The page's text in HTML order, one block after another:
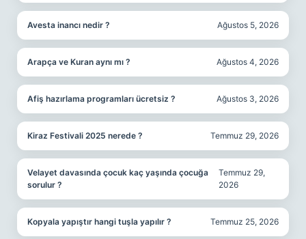
Avesta inancı nedir ? Ağustos 5, 2026
Arapça ve Kuran aynı mı ? Ağustos 4, 2026
Afiş hazırlama programları ücretsiz ? Ağustos 3, 2026
Kiraz Festivali 2025 nerede ? Temmuz 29, 2026
Velayet davasında çocuk kaç yaşında çocuğa
sorulur ?
Temmuz 29,
2026
Kopyala yapıştır hangi tuşla yapılır ? Temmuz 25, 2026